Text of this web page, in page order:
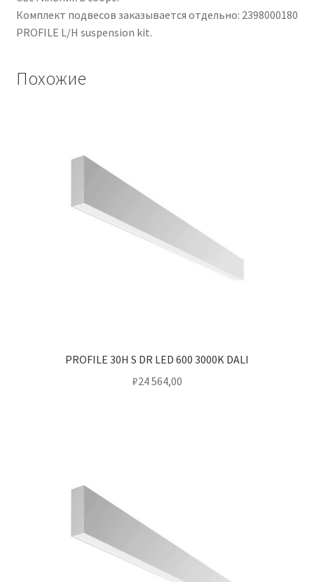
Комплект подвесов заказывается отдельно: 2398000180
PROFILE L/H suspension kit.
Похожие
PROFILE 30H S DR LED 600 3000K DALI
₽24 564,00